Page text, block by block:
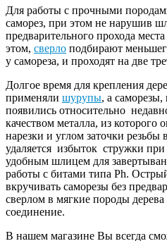
Для работы с прочными
саморез, при этом не нарушив
предварительного прохода
этом, сверло подбирают
у самореза, и проходят на две
Долгое время для крепления
применяли шурупы, а
появились относительно
качеством металла, из которого
нарезки и углом заточки резьбы
удаляется избыток стружки
удобным шлицем для
работы с битами типа Ph.
вкручивать саморезы без
сверлом в мягкие породы
соединение.
В нашем магазине Вы всегда